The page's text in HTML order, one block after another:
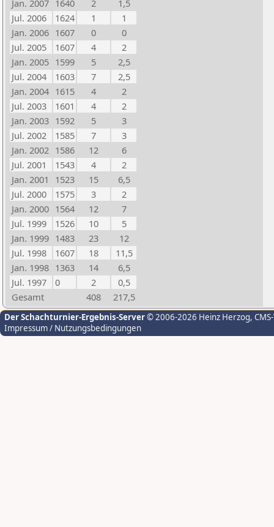
Jan. 2007 1640 2
1,5
Jul. 2006
1624 1
1
Jan. 2006 1607 0
0
Jul. 2005
1607 4
2
Jan. 2005 1599 5
2,5
Jul. 2004
1603 7
2,5
Jan. 2004 1615 4
2
Jul. 2003
1601 4
2
Jan. 2003 1592 5
3
Jul. 2002
1585 7
3
Jan. 2002 1586 12
6
Jul. 2001
1543 4
2
Jan. 2001
1523 15
6,5
Jul. 2000
1575 3
2
Jan. 2000 1564 12
7
Jul. 1999
1526 10
5
Jan. 1999 1483 23
12
Jul. 1998
1607 18
11,5
Jan. 1998 1363 14
6,5
Jul. 1997
0 2
0,5
Gesamt
408 217,5
Der Schachturnier-Ergebnis-Server© 2006-2026 Heinz Herzog,
Impressum / Nutzungsbedingungen